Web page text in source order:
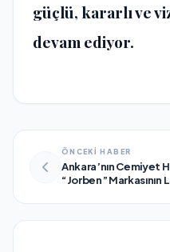
güçlü, kararlı ve
devam ediyor.
ÖNCEKİ HABER
Ankara’nın Cemiyet
“Jorben” Markasının